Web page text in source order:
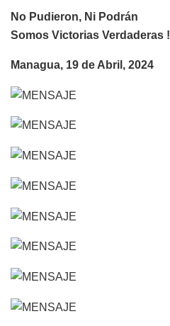
No Pudieron, Ni Podrán
Somos Victorias Verdaderas !
Managua, 19 de Abril, 2024